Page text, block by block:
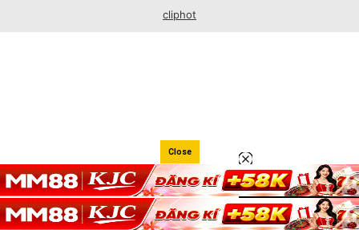
cliphot
Close